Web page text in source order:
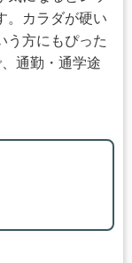
。カラダが硬い
う方にもぴった
通勤・通学途